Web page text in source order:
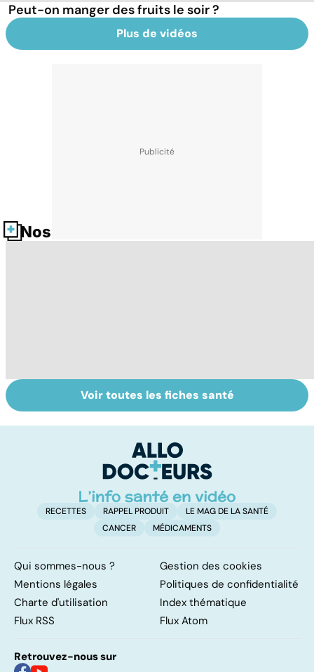
Peut-on manger des fruits le soir ?
Plus de vidéos
Nos fiches santé
Le magnésium,
un oligo-élément
Intestin irritable :
le régime
solution ?
Voir toutes les fiches santé
RECETTES RAPPEL PRODUIT
LE MAG DE LA SANTÉ
CANCER
MÉDICAMENTS
Qui sommes-nous ?
Gestion des cookies
Mentions légales
Politiques de confidentialité
Charte d'utilisation
Index thématique
Flux RSS
Flux Atom
Retrouvez-nous sur